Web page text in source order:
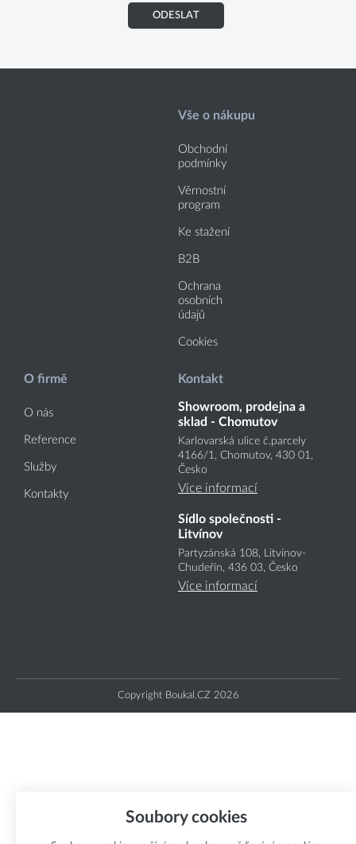
ODESLAT
Vše o nákupu
Obchodní
podmínky
Věrnostní
program
Ke stažení
B2B
Ochrana
osobních
údajů
Cookies
O firmě
O nás
Reference
Služby
Kontakty
Kontakt
Showroom, prodejna a
sklad - Chomutov
Karlovarská ulice č.parcely
4166/1, Chomutov, 430 01,
Česko
Více informací
Sídlo společnosti -
Litvínov
Partyzánská 108, Litvínov-
Chudeřín, 436 03, Česko
Více informací
Copyright Boukal.CZ 2026
Soubory cookies